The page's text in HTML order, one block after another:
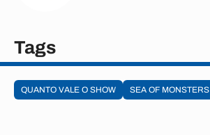
Tags
QUANTO VALE O SHOW SEA OF MONSTERS